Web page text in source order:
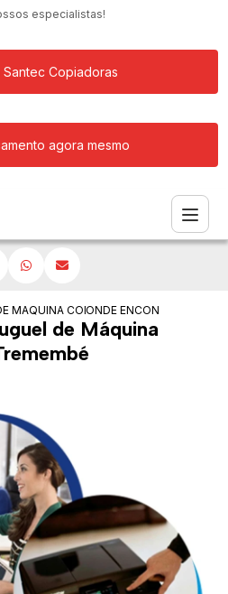
especialistas!
Santec Copiadoras
agora mesmo
COPIADORAS
MAQUINA COPIADORA KYOCERA PARA
ONDE ENCONTRO
de Máquina